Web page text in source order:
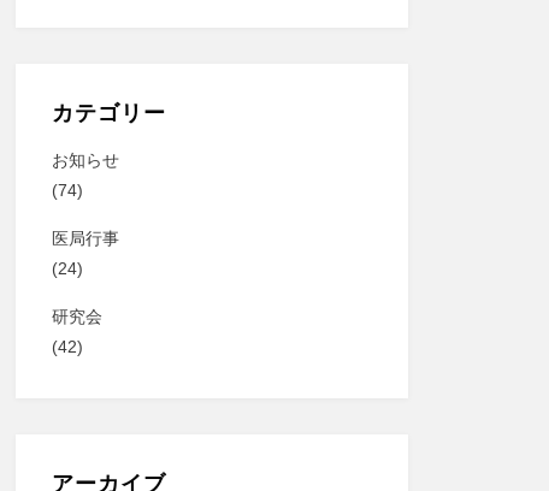
カテゴリー
お知らせ
(74)
医局行事
(24)
研究会
(42)
アーカイブ